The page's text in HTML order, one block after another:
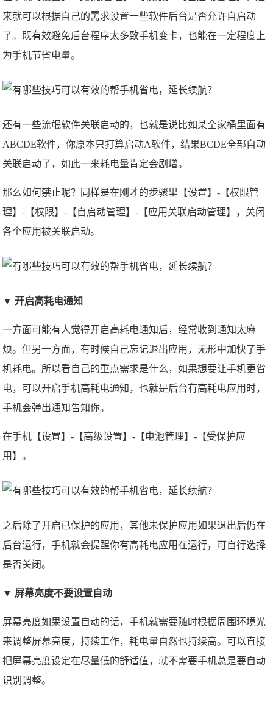
来就可以根据自己的需求设置一些软件后台是否允许自启动
了。既有效避免后台程序太多致手机变卡，也能在一定程度上
为手机节省电量。
还有一些流氓软件关联启动的，也就是说比如某全家桶里面有
ABCDE软件，你原本只打算启动A软件，结果BCDE全部自动
关联启动了，如此一来耗电量肯定会剧增。
那么如何禁止呢？同样是在刚才的步骤里【设置】-【权限管
理】-【权限】-【自启动管理】-【应用关联启动管理】，关闭
各个应用被关联启动。
▼ 开启高耗电通知
一方面可能有人觉得开启高耗电通知后，经常收到通知太麻
烦。但另一方面，有时候自己忘记退出应用，无形中加快了手
机耗电。所以看自己的重点需求是什么，如果想要让手机更省
电，可以开启手机高耗电通知，也就是后台有高耗电应用时，
手机会弹出通知告知你。
在手机【设置】-【高级设置】-【电池管理】-【受保护应
用】。
之后除了开启已保护的应用，其他未保护应用如果退出后仍在
后台运行，手机就会提醒你有高耗电应用在运行，可自行选择
是否关闭。
▼ 屏幕亮度不要设置自动
屏幕亮度如果设置自动的话，手机就需要随时根据周围环境光
来调整屏幕亮度，持续工作，耗电量自然也持续高。可以直接
把屏幕亮度设定在尽量低的舒适值，就不需要手机总是要自动
识别调整。